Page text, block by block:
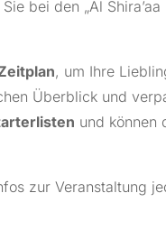
Sie bei den „Al
, um Ihre
Überblick und
und können
zur Veranstaltung